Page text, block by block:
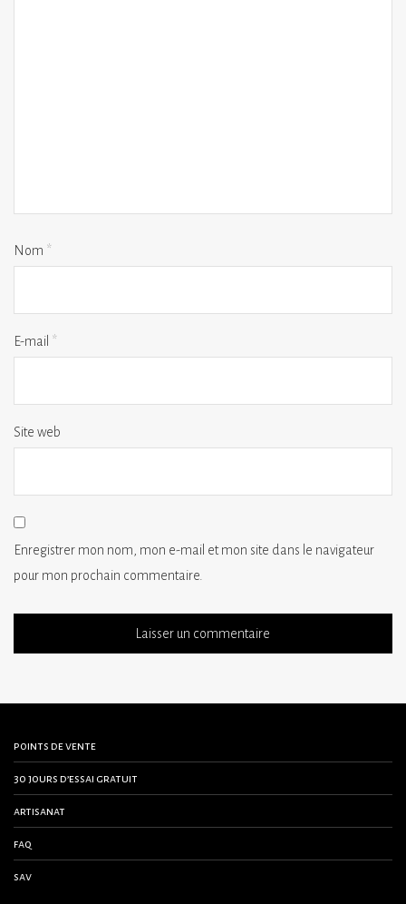
Nom *
E-mail *
Site web
Enregistrer mon nom, mon e-mail et mon site dans le navigateur
pour mon prochain commentaire.
points de vente
30 jours d’essai gratuit
artisanat
faq
sav